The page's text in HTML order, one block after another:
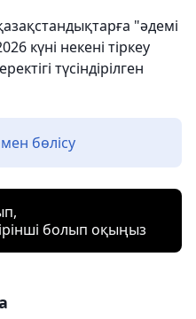
"әдемі
күні некені тіркеу
түсіндірілген
бөлісу
болып оқыңыз